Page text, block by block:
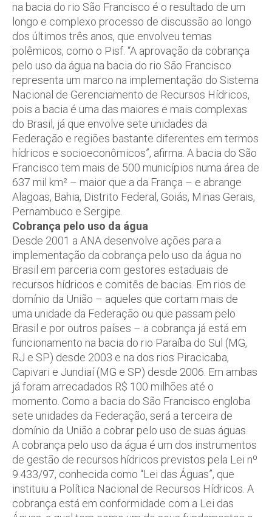
na bacia do rio São Francisco é o resultado de um
longo e complexo processo de discussão ao longo
dos últimos três anos, que envolveu temas
polêmicos, como o Pisf. “A aprovação da cobrança
pelo uso da água na bacia do rio São Francisco
representa um marco na implementação do Sistema
Nacional de Gerenciamento de Recursos Hídricos,
pois a bacia é uma das maiores e mais complexas
do Brasil, já que envolve sete unidades da
Federação e regiões bastante diferentes em termos
hídricos e socioeconômicos”, afirma. A bacia do São
Francisco tem mais de 500 municípios numa área de
637 mil km² – maior que a da França – e abrange
Alagoas, Bahia, Distrito Federal, Goiás, Minas Gerais,
Pernambuco e Sergipe.
Cobrança pelo uso da água
Desde 2001 a ANA desenvolve ações para a
implementação da cobrança pelo uso da água no
Brasil em parceria com gestores estaduais de
recursos hídricos e comitês de bacias. Em rios de
domínio da União – aqueles que cortam mais de
uma unidade da Federação ou que passam pelo
Brasil e por outros países – a cobrança já está em
funcionamento na bacia do rio Paraíba do Sul (MG,
RJ e SP) desde 2003 e na dos rios Piracicaba,
Capivari e Jundiaí (MG e SP) desde 2006. Em ambas
já foram arrecadados R$ 100 milhões até o
momento. Como a bacia do São Francisco engloba
sete unidades da Federação, será a terceira de
domínio da União a cobrar pelo uso de suas águas.
A cobrança pelo uso da água é um dos instrumentos
de gestão de recursos hídricos previstos pela Lei nº
9.433/97, conhecida como “Lei das Águas”, que
instituiu a Política Nacional de Recursos Hídricos. A
cobrança está em conformidade com a Lei das